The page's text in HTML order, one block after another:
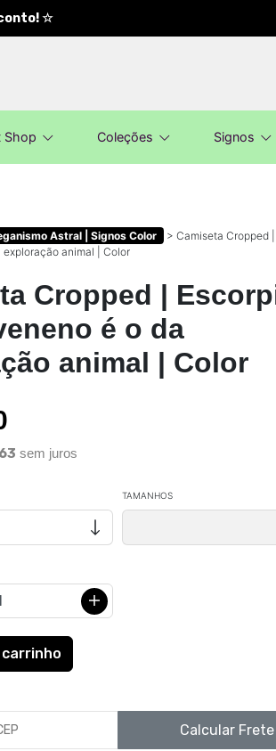
☆
Shop Coleções Signos
Astral | Signos Color > Camiseta Cropped |
exploração animal | Color
Cropped |
é o da
animal | Color
sem juros
TAMANHOS
Calcular Frete